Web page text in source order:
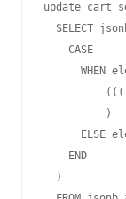
update cart
SELECT
    CASE
WHEN
          )
ELSE
    END
  )